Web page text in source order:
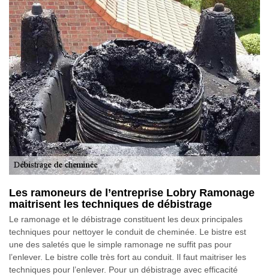
Les ramoneurs de l’entreprise Lobry Ramonage
maitrisent les techniques de débistrage
Le ramonage et le débistrage constituent les deux principales
techniques pour nettoyer le conduit de cheminée. Le bistre est
une des saletés que le simple ramonage ne suffit pas pour
l’enlever. Le bistre colle très fort au conduit. Il faut maitriser les
techniques pour l’enlever. Pour un débistrage avec efficacité